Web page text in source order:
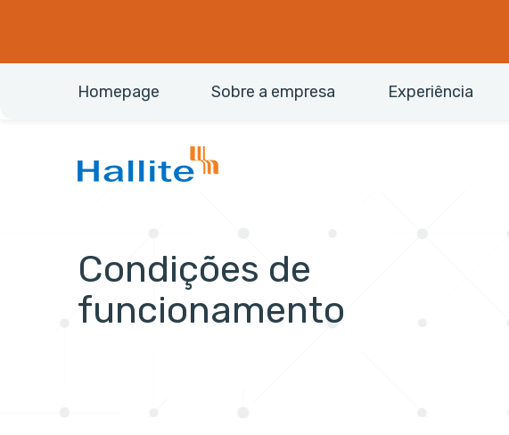
Homepage Sobre a empresa Experiência
Condições de
funcionamento